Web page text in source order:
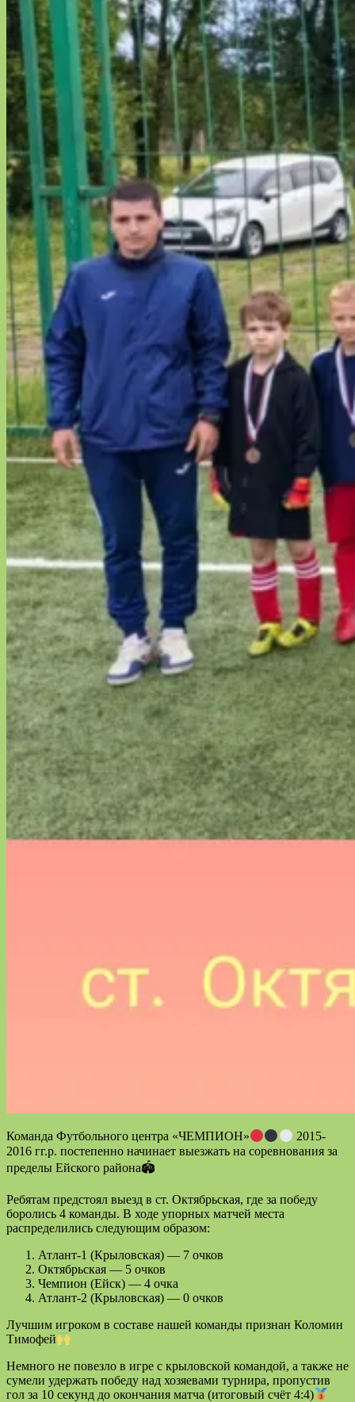
Команда Футбольного центра «ЧЕМПИОН»
2015-
2016 гг.р. постепенно начинает выезжать на соревнования за
пределы Ейского района🏟
Ребятам предстоял выезд в ст. Октябрьская, где за победу
боролись 4 команды. В ходе упорных матчей места
распределились следующим образом:
Атлант-1 (Крыловская) — 7 очков
Октябрьская — 5 очков
Чемпион (Ейск) — 4 очка
Атлант-2 (Крыловская) — 0 очков
Лучшим игроком в составе нашей команды признан Коломин
Тимофей
Немного не повезло в игре с крыловской командой, а также не
сумели удержать победу над хозяевами турнира, пропустив
гол за 10 секунд до окончания матча (итоговый счёт 4:4)